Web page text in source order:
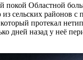
покой Областной
сельских районов с
протекал
дней назад у неё